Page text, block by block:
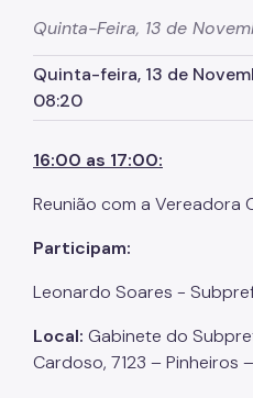
Zeladoria Urbana
Cata-Bagulho
Termo de Cooperação
Programa de Metas
Quinta-Feira, 13 de
Quinta-feira, 13 de
08:20
16:00 as 17:00:
Reunião com a Vereadora
Participam:
Leonardo Soares -
Local: Gabinete do
Cardoso, 7123 – Pinheiros